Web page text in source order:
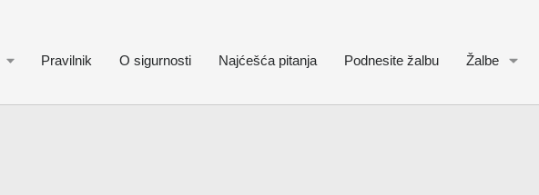
Pravilnik O sigurnosti Najćešća pitanja Podnesite žalbu Žalbe